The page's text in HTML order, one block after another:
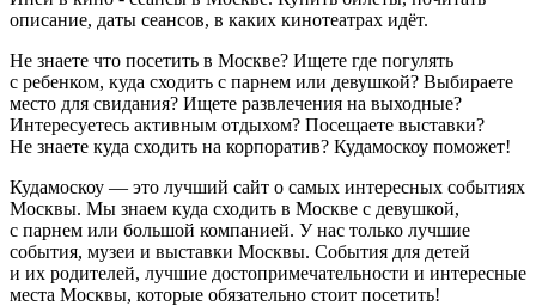
описание, даты сеансов, в каких кинотеатрах идёт.
Не знаете что посетить в Москве? Ищете где погулять
с ребенком, куда сходить с парнем или девушкой? Выбираете
место для свидания? Ищете развлечения на выходные?
Интересуетесь активным отдыхом? Посещаете выставки?
Не знаете куда сходить на корпоратив? Кудамоскоу поможет!
Кудамоскоу — это лучший сайт о самых интересных событиях
Москвы. Мы знаем куда сходить в Москве с девушкой,
с парнем или большой компанией. У нас только лучшие
события, музеи и выставки Москвы. События для детей
и их родителей, лучшие достопримечательности и интересные
места Москвы, которые обязательно стоит посетить!